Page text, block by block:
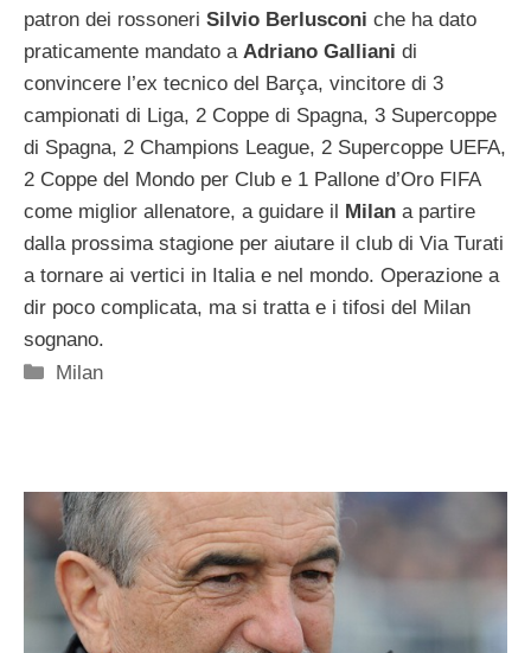
patron dei rossoneri Silvio Berlusconi che ha dato
praticamente mandato a Adriano Galliani di
convincere l’ex tecnico del Barça, vincitore di 3
campionati di Liga, 2 Coppe di Spagna, 3 Supercoppe
di Spagna, 2 Champions League, 2 Supercoppe UEFA,
2 Coppe del Mondo per Club e 1 Pallone d’Oro FIFA
come miglior allenatore, a guidare il Milan a partire
dalla prossima stagione per aiutare il club di Via Turati
a tornare ai vertici in Italia e nel mondo. Operazione a
dir poco complicata, ma si tratta e i tifosi del Milan
sognano.
Categorie
Milan